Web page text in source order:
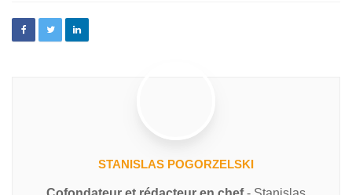
STANISLAS POGORZELSKI